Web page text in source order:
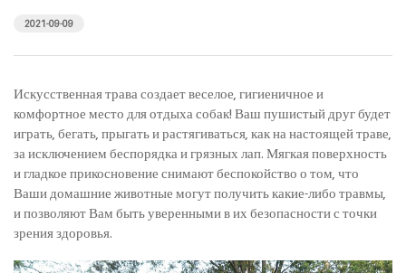
2021-09-09
Искусственная трава создает веселое, гигиеничное и
комфортное место для отдыха собак! Ваш пушистый друг будет
играть, бегать, прыгать и растягиваться, как на настоящей траве,
за исключением беспорядка и грязных лап. Мягкая поверхность
и гладкое прикосновение снимают беспокойство о том, что
Ваши домашние животные могут получить какие-либо травмы,
и позволяют Вам быть уверенными в их безопасности с точки
зрения здоровья.